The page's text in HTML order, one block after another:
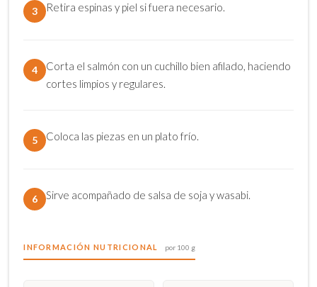
3 Retira espinas y piel si fuera necesario.
4
Corta el salmón con un cuchillo bien afilado, haciendo
cortes limpios y regulares.
5 Coloca las piezas en un plato frío.
6 Sirve acompañado de salsa de soja y wasabi.
INFORMACIÓN NUTRICIONAL por 100 g